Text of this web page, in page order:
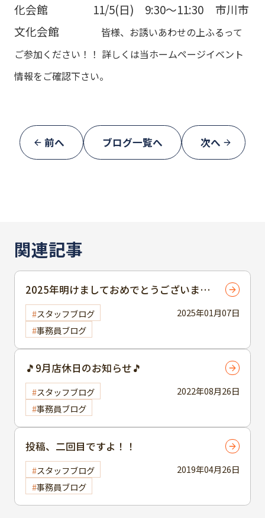
化会館 11/5(日) 9:30～11:30 市川市
文化会館
皆様、お誘いあわせの上ふるって
ご参加ください！！ 詳しくは当ホームページイベント
情報をご確認下さい。
前へ ブログ一覧へ 次へ
関連記事
2025年01月07日
2025年明けましておめでとうございます
🎍
スタッフブログ
事務員ブログ
2022年08月26日
🎵9月店休日のお知らせ🎵
スタッフブログ
事務員ブログ
2019年04月26日
投稿、二回目ですよ！！
スタッフブログ
事務員ブログ